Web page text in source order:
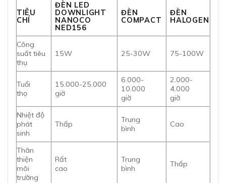
TIÊU
CHÍ
ĐÈN LED
DOWNLIGHT
NANOCO
NED156
ĐÈN
COMPACT
ĐÈN
HALOGEN
Công
suất tiêu
thụ
15W 25-30W 75-100W
Tuổi
thọ
15.000-25.000
giờ
6.000-
10.000
giờ
2.000-
4.000
giờ
Nhiệt độ
phát
sinh
Thấp
Trung
bình
Cao
Thân
thiện
môi
trường
Rất
cao
Trung
bình
Thấp